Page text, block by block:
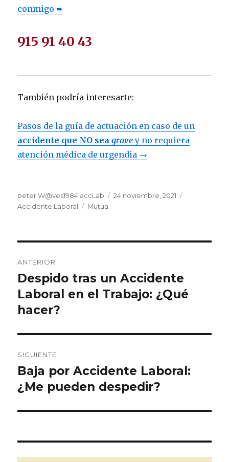
conmigo ➨
915 91 40 43
También podría interesarte:
Pasos de la guía de actuación en caso de un
accidente que NO seagravey no requiera
atención médica de urgendia →
Autor
peter.W@ves1984 accLab
Publicado
24 noviembre, 2021
Accidente Laboral
Etiquetas
Mutua
de
entradas
ANTERIOR
Entrada
anterior:
Despido tras un Accidente
Laboral en el Trabajo: ¿Qué
hacer?
SIGUIENTE
Entrada
siguiente:
Baja por Accidente Laboral:
¿Me pueden despedir?